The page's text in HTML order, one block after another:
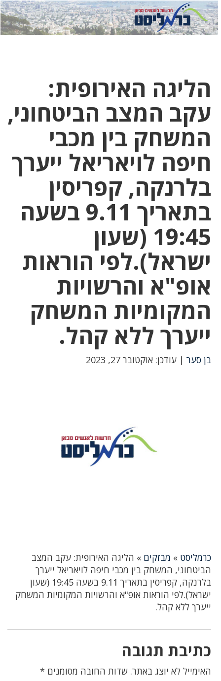
לחץ
כאן
לחץ
כדי
הליגה האירופית:
עקב המצב הביטחוני,
המשחק בין מכבי
חיפה לויאריאל ייערך
בלרנקה, קפריסין
בתאריך 9.11 בשעה
19:45 (שעון
ישראל).לפי הוראות
אופ"א והרשויות
המקומיות המשחק
ייערך ללא קהל.
בן סער | עודכן: אוקטובר 27, 2023
כרמליסט » מבזקים » הליגה האירופית: עקב המצב
הביטחוני, המשחק בין מכבי חיפה לויאריאל ייערך
בלרנקה, קפריסין בתאריך 9.11 בשעה 19:45 (שעון
ישראל).לפי הוראות אופ"א והרשויות המקומיות המשחק
ייערך ללא קהל.
כתיבת תגובה
האימייל לא יוצג באתר. שדות החובה מסומנים *